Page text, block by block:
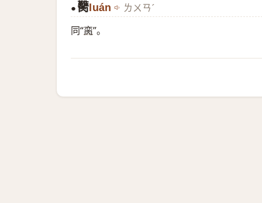
● 臡 luán ㄌㄨㄢˊ
同“脔”。